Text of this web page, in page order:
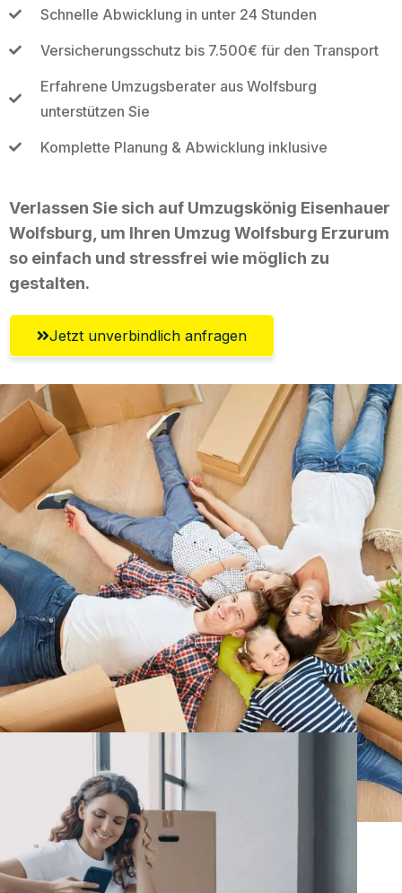
Schnelle Abwicklung in unter 24 Stunden
Versicherungsschutz bis 7.500€ für den Transport
Erfahrene Umzugsberater aus Wolfsburg
unterstützen Sie
Komplette Planung & Abwicklung inklusive
Verlassen Sie sich auf Umzugskönig Eisenhauer
Wolfsburg, um Ihren Umzug Wolfsburg Erzurum
so einfach und stressfrei wie möglich zu
gestalten.
Jetzt unverbindlich anfragen